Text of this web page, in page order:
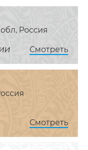
Россия
Смотреть
Смотреть